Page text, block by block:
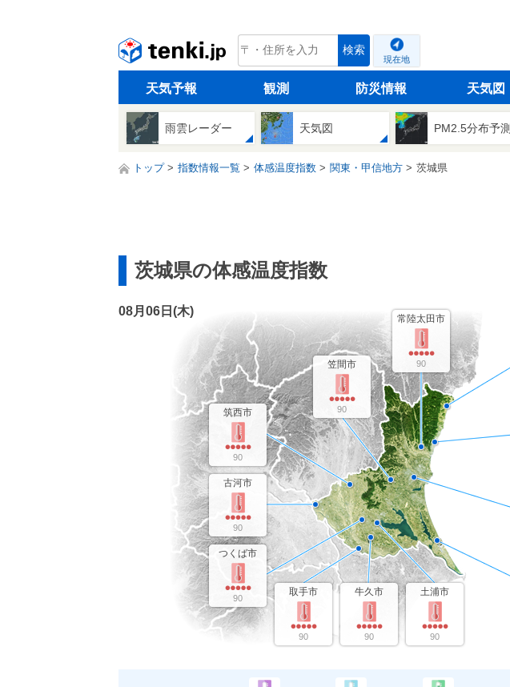
tenki.jp 検索
現在地
天気予報 観測 防災情報 天気図
雨雲レーダー 天気図 PM2.5分布予測
トップ 指数情報一覧 体感温度指数 関東・甲信地方 茨城県
茨城県の体感温度指数
08月06日(木)
土浦市
90
古河市
90
取手市
90
つくば市
90
常陸太田市
90
牛久市
90
笠間市
90
筑西市
90